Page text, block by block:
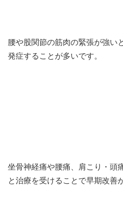
腰や股関節の筋肉の緊張が強い
発症することが多いです。
坐骨神経痛や腰痛、肩こり・頭
と治療を受けることで早期改善